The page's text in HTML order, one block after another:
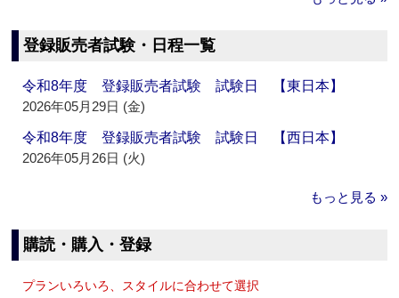
登録販売者試験・日程一覧
令和8年度 登録販売者試験 試験日 【東日本】
2026年05月29日 (金)
令和8年度 登録販売者試験 試験日 【西日本】
2026年05月26日 (火)
もっと見る »
購読・購入・登録
プランいろいろ、スタイルに合わせて選択